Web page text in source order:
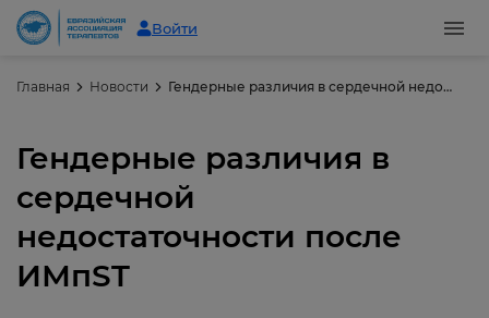
Войти
Главная Новости Гендерные различия в сердечной недостаточности после ИМпST
Гендерные различия в
сердечной
недостаточности после
ИМпST